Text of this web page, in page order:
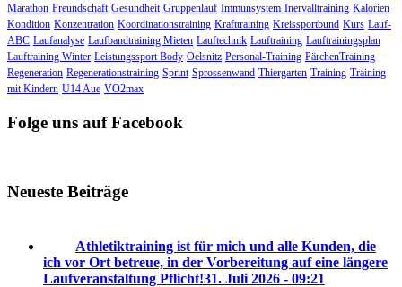
Marathon Freundschaft Gesundheit Gruppenlauf Immunsystem Inervalltraining Kalorien
Kondition Konzentration Koordinationstraining Krafttraining Kreissportbund Kurs Lauf-
ABC Laufanalyse Laufbandtraining Mieten Lauftechnik Lauftraining Lauftrainingsplan
Lauftraining Winter Leistungssport Body Oelsnitz Personal-Training PärchenTraining
Regeneration Regenerationstraining Sprint Sprossenwand Thiergarten Training Training
mit Kindern U14 Aue VO2max
Folge uns auf Facebook
Neueste Beiträge
Athletiktraining ist für mich und alle Kunden, die
ich vor Ort betreue, in der Vorbereitung auf eine längere
Laufveranstaltung Pflicht!31. Juli 2026 - 09:21